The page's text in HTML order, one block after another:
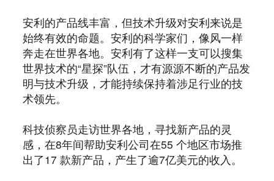
安利的产品线丰富，但技术升级对安利来说是
始终有效的命题。安利的科学家们，像风一样
奔走在世界各地。安利有了这样一支可以搜集
世界技术的“星探”队伍，才有源源不断的产品发
明与技术升级，才能持续保持着涉足行业的技
术领先。
科技侦察员走访世界各地，寻找新产品的灵
感，在8年间帮助安利公司在55 个地区市场推
出了17 款新产品，产生了逾7亿美元的收入。